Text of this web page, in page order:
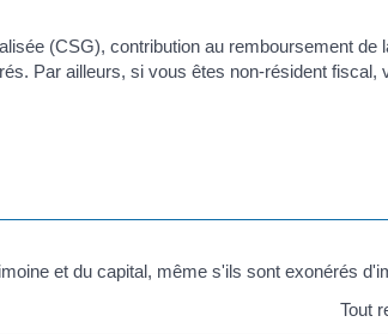
(CSG), contribution au remboursement de
Par ailleurs, si vous êtes non-résident fiscal,
et du capital, même s'ils sont exonérés
Tout